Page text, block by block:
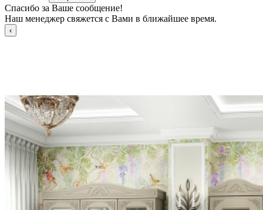
Спасибо за Ваше сообщение!
Наш менеджер свяжется с Вами в ближайшее время.